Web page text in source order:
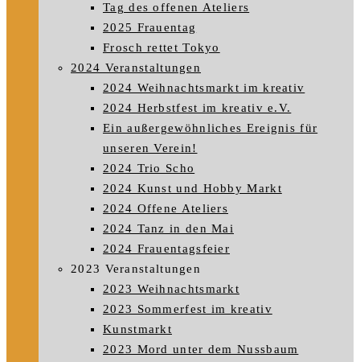
Tag des offenen Ateliers
2025 Frauentag
Frosch rettet Tokyo
2024 Veranstaltungen
2024 Weihnachtsmarkt im kreativ
2024 Herbstfest im kreativ e.V.
Ein außergewöhnliches Ereignis für
unseren Verein!
2024 Trio Scho
2024 Kunst und Hobby Markt
2024 Offene Ateliers
2024 Tanz in den Mai
2024 Frauentagsfeier
2023 Veranstaltungen
2023 Weihnachtsmarkt
2023 Sommerfest im kreativ
Kunstmarkt
2023 Mord unter dem Nussbaum